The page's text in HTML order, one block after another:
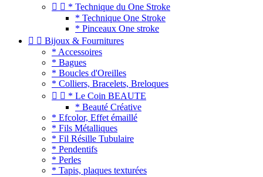
  * Technique du One Stroke
* Technique One Stroke
* Pinceaux One stroke
  Bijoux & Fournitures
* Accessoires
* Bagues
* Boucles d'Oreilles
* Colliers, Bracelets, Breloques
  * Le Coin BEAUTE
* Beauté Créative
* Efcolor, Effet émaillé
* Fils Métalliques
* Fil Résille Tubulaire
* Pendentifs
* Perles
* Tapis, plaques texturées